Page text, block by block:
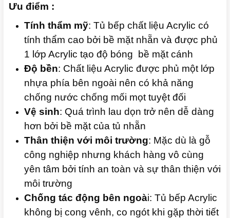
Ưu điểm :
Tính thẩm mỹ: Tủ bếp chất liệu Acrylic có
tính thẩm cao bởi bề mặt nhẵn và được phủ
1 lớp Acrylic tạo độ bóng bề mặt cánh
Độ bền: Chất liệu Acrylic được phủ một lớp
nhựa phía bên ngoài nên có khả năng
chống nước chống mối mọt tuyệt đối
Vệ sinh: Quá trình lau dọn trở nên dễ dàng
hơn bởi bề mặt của tủ nhẵn
Thân thiện với môi trường: Mặc dù là gỗ
công nghiệp nhưng khách hàng vô cùng
yên tâm bởi tính an toàn và sự thân thiện với
môi trường
Chống tác động bên ngoài: Tủ bếp Acrylic
không bị cong vênh, co ngót khi gặp thời tiết